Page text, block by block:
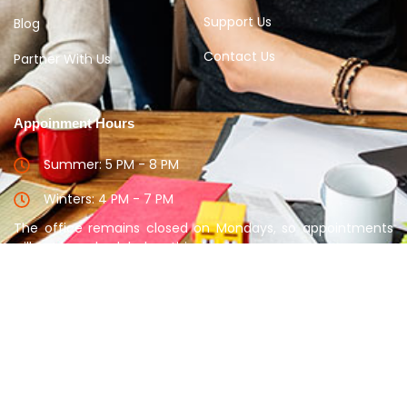
Blog
Partner With Us
Support Us
Contact Us
Appoinment Hours
Summer: 5 PM - 8 PM
Winters: 4 PM - 7 PM
The office remains closed on Mondays, so appointments
will not be scheduled on this day.